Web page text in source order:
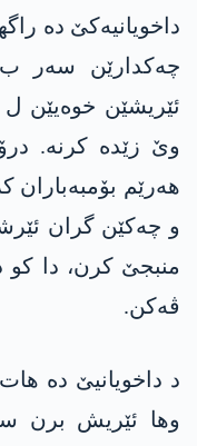
داخویانیەکێ دە
چەکدارێن سەر
ئێریشێن خوەیێن
وێ زێدە کرنە.
ھەرێم
و چەکێن گران
منبجێ کرن، دا کو
ڤەکن.
د داخویانیێ دە
وھا ئێریش برن